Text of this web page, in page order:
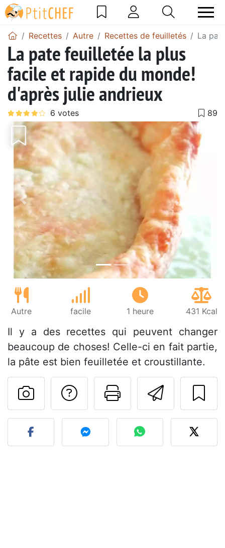
Recettes Autre Recettes de feuilletés La
La pate feuilletée la plus
facile et rapide du monde!
d'après julie andrieux
Précédent
Autre facile 1 heure 431 Kcal
Il y a des recettes qui peuvent changer
beaucoup de choses! Celle-ci en fait partie,
la pâte est bien feuilletée et croustillante.
Imprimer
Poser une
Publier votre photo de